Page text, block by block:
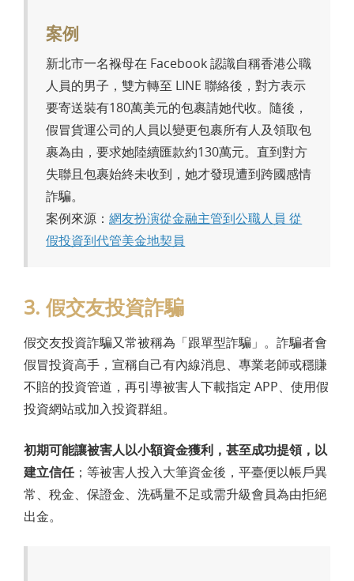
案例
新北市一名褓母在 Facebook 認識自稱香港公職
人員的男子，雙方轉至 LINE 聯絡後，對方表示
要寄送裝有180萬美元的包裹請她代收。隨後，
假冒貨運公司的人員以變更包裹所有人及領取包
裹為由，要求她陸續匯款約130萬元。直到對方
失聯且包裹始終未收到，她才發現遭到跨國感情
詐騙。
案例來源：網友扮演從金融主管到公職人員 從
假投資到代管美金地契員
3. 假交友投資詐騙
假交友投資詐騙又常被稱為「跟單型詐騙」。詐騙者會
假冒投資高手，宣稱自己有內線消息、專業老師或穩賺
不賠的投資管道，再引導被害人下載指定 APP、使用假
投資網站或加入投資群組。
初期可能讓被害人以小額資金獲利，甚至成功提領，以
建立信任；等被害人投入大筆資金後，平臺便以帳戶異
常、稅金、保證金、洗碼量不足或需升級會員為由拒絕
出金。